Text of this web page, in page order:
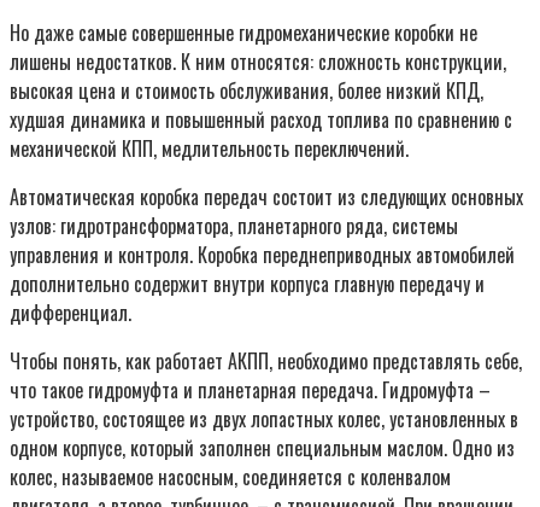
Но даже самые совершенные гидромеханические коробки не
лишены недостатков. К ним относятся: сложность конструкции,
высокая цена и стоимость обслуживания, более низкий КПД,
худшая динамика и повышенный расход топлива по сравнению с
механической КПП, медлительность переключений.
Автоматическая коробка передач состоит из следующих основных
узлов: гидротрансформатора, планетарного ряда, системы
управления и контроля. Коробка переднеприводных автомобилей
дополнительно содержит внутри корпуса главную передачу и
дифференциал.
Чтобы понять, как работает АКПП, необходимо представлять себе,
что такое гидромуфта и планетарная передача. Гидромуфта –
устройство, состоящее из двух лопастных колес, установленных в
одном корпусе, который заполнен специальным маслом. Одно из
колес, называемое насосным, соединяется с коленвалом